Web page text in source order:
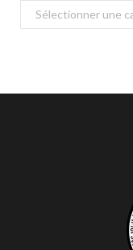
Catégories